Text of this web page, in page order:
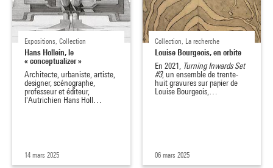
Expositions, Collection
Hans Hollein, le
« conceptualizer »
Architecte, urbaniste, artiste,
designer, scénographe,
professeur et éditeur,
l'Autrichien Hans Holl…
14 mars 2025
Collection, La recherche
Louise Bourgeois, en orbite
En 2021, Turning Inwards Set
#3, un ensemble de trente-
huit gravures sur papier de
Louise Bourgeois,…
06 mars 2025